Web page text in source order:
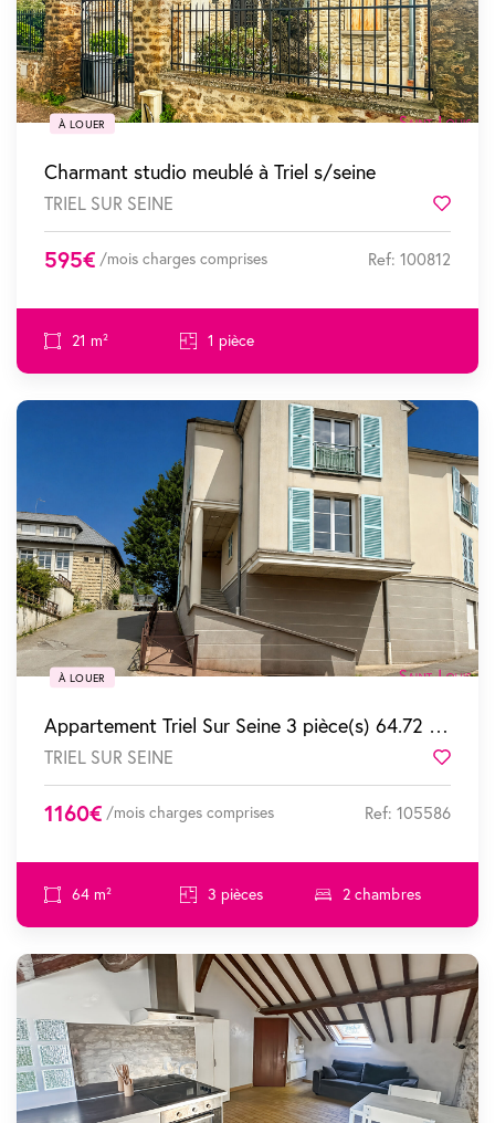
À LOUER
Charmant studio meublé à Triel s/seine
TRIEL SUR SEINE
595€ /mois charges comprises Ref: 100812
21 m² 1 pièce
SOUS COMPROMIS
À LOUER
Appartement Triel Sur Seine 3 pièce(s) 64.72 m2
TRIEL SUR SEINE
1160€ /mois charges comprises Ref: 105586
64 m² 3 pièces 2 chambres
SOUS COMPROMIS